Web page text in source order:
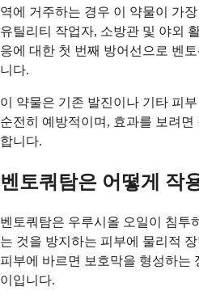
역에 거주하는 경우 이 약물이 가
유틸리티 작업자, 소방관 및 야외
응에 대한 첫 번째 방어선으로 벤
니다.
이 약물은 기존 발진이나 기타 피
순전히 예방적이며, 효과를 보려
합니다.
벤토쿼탐은 어떻게 작
벤토쿼탐은 우루시올 오일이 침투
는 것을 방지하는 피부에 물리적
피부에 바르면 보호막을 형성하는
이입니다.